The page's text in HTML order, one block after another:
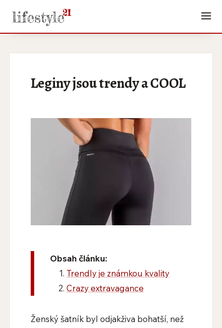
Leginy jsou trendy a COOL
Obsah článku:
​Trendly je známkou kvality
​Crazy extravagance
Ženský šatník byl odjakživa bohatší, než